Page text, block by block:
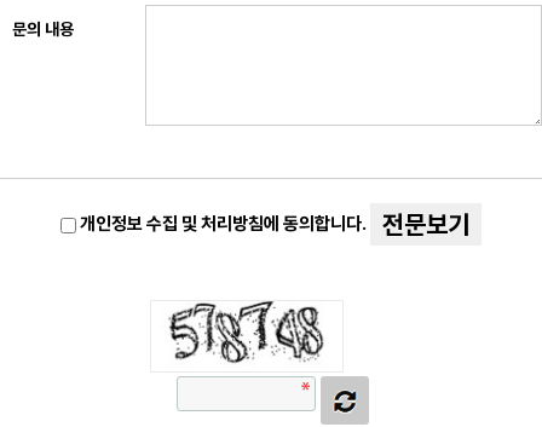
문의 내용
개인정보 수집 및 처리방침에 동의합니다. 전문보기